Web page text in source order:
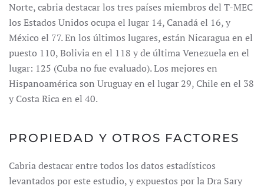
Norte, cabria destacar los tres países miembros del T-MEC
los Estados Unidos ocupa el lugar 14, Canadá el 16, y
México el 77. En los últimos lugares, están Nicaragua en el
puesto 110, Bolivia en el 118 y de última Venezuela en el
lugar: 125 (Cuba no fue evaluado). Los mejores en
Hispanoamérica son Uruguay en el lugar 29, Chile en el 38
y Costa Rica en el 40.
PROPIEDAD Y OTROS FACTORES
Cabria destacar entre todos los datos estadísticos
levantados por este estudio, y expuestos por la Dra Sary